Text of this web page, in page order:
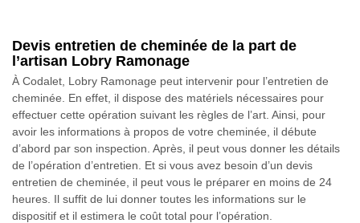
Devis entretien de cheminée de la part de
l’artisan Lobry Ramonage
À Codalet, Lobry Ramonage peut intervenir pour l’entretien de
cheminée. En effet, il dispose des matériels nécessaires pour
effectuer cette opération suivant les règles de l’art. Ainsi, pour
avoir les informations à propos de votre cheminée, il débute
d’abord par son inspection. Après, il peut vous donner les détails
de l’opération d’entretien. Et si vous avez besoin d’un devis
entretien de cheminée, il peut vous le préparer en moins de 24
heures. Il suffit de lui donner toutes les informations sur le
dispositif et il estimera le coût total pour l’opération.